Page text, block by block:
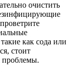
очистить
как сода или
стоит
проблемы.